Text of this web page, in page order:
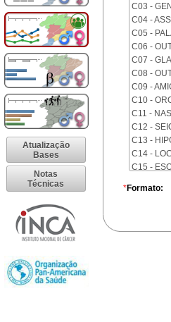
Atualização
Bases
Notas
Técnicas
C03 -
C04 -
C05 -
C06 -
C07 -
C08 -
C09 -
C10 -
C11 -
C12 -
C13 -
C14 -
C15 -
C17 -
C20 -
C26 -
*Formato: